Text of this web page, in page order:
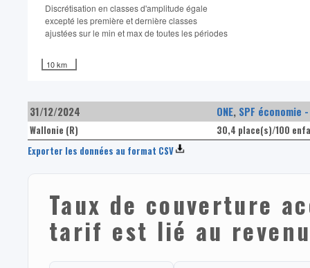
Discrétisation en classes d'amplitude égale​
excepté les première et dernière classes
ajustées sur le min et max de toutes les périodes
10 km
31/12/2024 ONE, SPF économie
Wallonie (R)
30,4 place(s)/100
Exporter les données au format CSV
Taux de couverture
tarif est lié au